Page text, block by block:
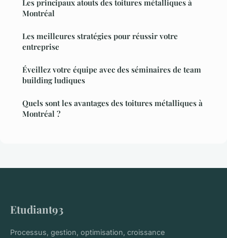
Les principaux atouts des toitures métalliques à
Montréal
Les meilleures stratégies pour réussir votre
entreprise
Éveillez votre équipe avec des séminaires de team
building ludiques
Quels sont les avantages des toitures métalliques à
Montréal ?
Etudiant93
Processus, gestion, optimisation, croissance